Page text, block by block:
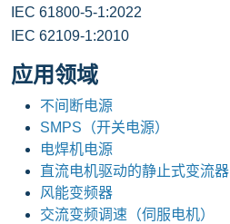
IEC 61800-5-1:2022
IEC 62109-1:2010
应用领域
不间断电源
SMPS（开关电源）
电焊机电源
直流电机驱动的静止式变流器
风能变频器
交流变频调速（伺服电机）